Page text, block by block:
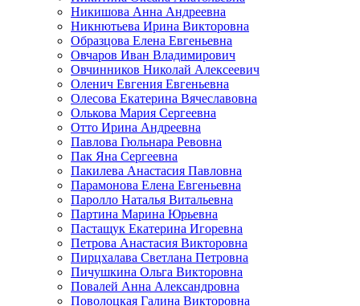
Никишова Анна Андреевна
Никнютьева Ирина Викторовна
Образцова Елена Евгеньевна
Овчаров Иван Владимирович
Овчинников Николай Алексеевич
Оленич Евгения Евгеньевна
Олесова Екатерина Вячеславовна
Олькова Мария Сергеевна
Отто Ирина Андреевна
Павлова Гюльнара Ревовна
Пак Яна Сергеевна
Пакилева Анастасия Павловна
Парамонова Елена Евгеньевна
Паролло Наталья Витальевна
Партина Марина Юрьевна
Пастащук Екатерина Игоревна
Петрова Анастасия Викторовна
Пирцхалава Светлана Петровна
Пичушкина Ольга Викторовна
Повалей Анна Александровна
Поволоцкая Галина Викторовна